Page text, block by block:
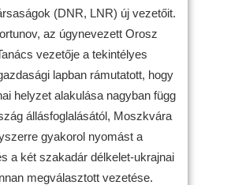
(DNR, LNR) új vezetőit.
az úgynevezett Orosz
vezetője a tekintélyes
lapban rámutatott, hogy
helyzet alakulása nagyban függ
állásfoglalásától, Moszkvára
gyakorol nyomást a
a két szakadár délkelet-ukrajnai
megválasztott vezetése.